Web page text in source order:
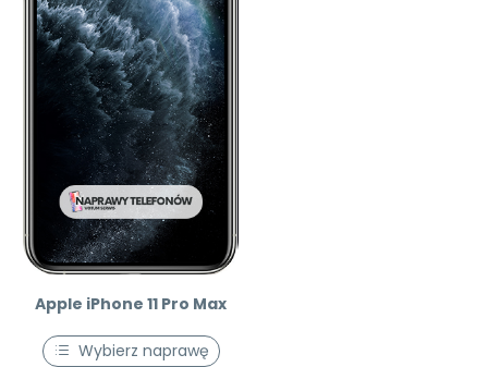
Apple iPhone 11 Pro Max
Wybierz naprawę